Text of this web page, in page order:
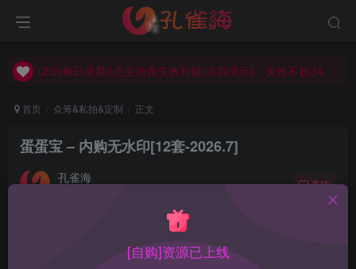
(2/2)每日凌晨0点主动查失效补链(点我演示)，失效不超24小时，
(2/2)每日凌晨0点主动查失效补链(点我演示)，失效不超24小时，
首页 众筹&私拍&定制 正文
蛋蛋宝 – 内购无水印[12套-2026.7]
孔雀海 关注
蛋蛋宝内购无水印合集，持续更新…
[自购]资源已上线